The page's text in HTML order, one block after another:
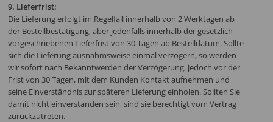
9. Lieferfrist:
Die Lieferung erfolgt im Regelfall innerhalb von 2 Werktagen ab
der Bestellbestätigung, aber jedenfalls innerhalb der gesetzlich
vorgeschriebenen Lieferfrist von 30 Tagen ab Bestelldatum. Sollte
sich die Lieferung ausnahmsweise einmal verzögern, so werden
wir sofort nach Bekanntwerden der Verzögerung, jedoch vor der
Frist von 30 Tagen, mit dem Kunden Kontakt aufnehmen und
seine Einverständnis zur späteren Lieferung einholen. Sollten Sie
damit nicht einverstanden sein, sind sie berechtigt vom Vertrag
zurückzutreten.